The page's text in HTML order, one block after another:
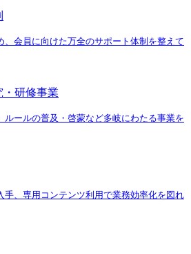
、会員に向けた万全のサポート体制を整えて
・研修事業
ルールの普及・啓蒙など多岐にわたる事業を
手、専用コンテンツ利用で業務効率化を図れ